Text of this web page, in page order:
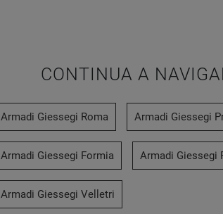
CONTINUA A
Armadi Giessegi Roma Armadi Giessegi
Armadi Giessegi Formia Armadi Giessegi
Armadi Giessegi Velletri